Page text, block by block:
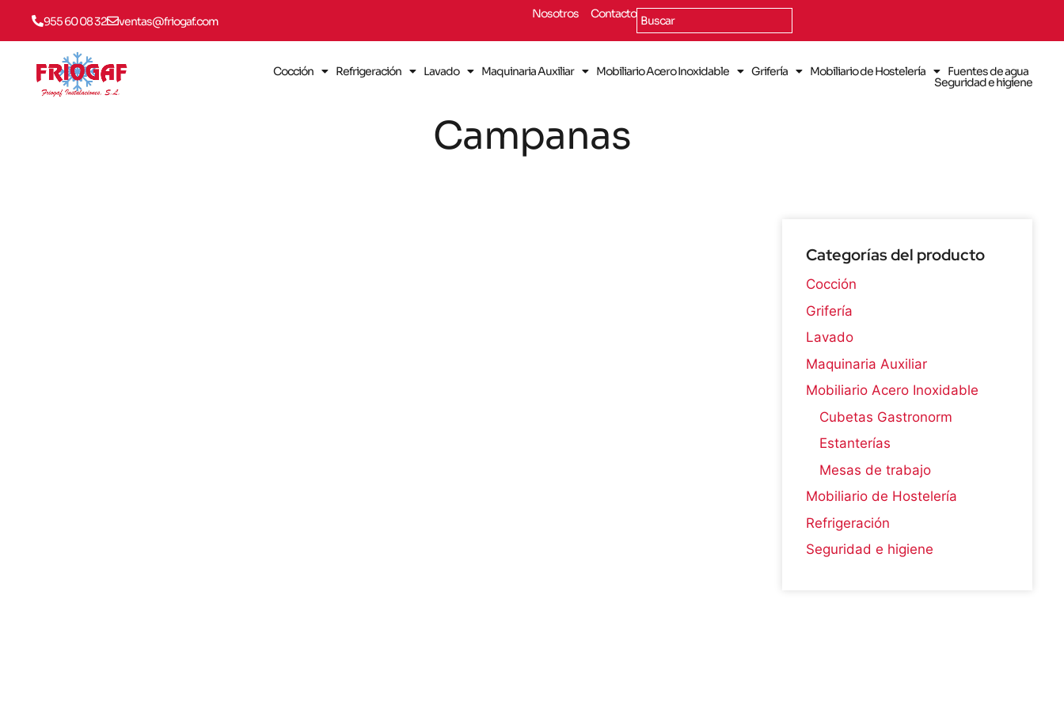
955 60 08 32 ventas@friogaf.com
Nosotros Contacto
Cocción Refrigeración Lavado Maquinaria Auxiliar Mobiliario Acero Inoxidable Grifería Mobiliario de Hostelería Fuentes de agua
Seguridad e higiene
Campanas
Categorías del producto
Cocción
Grifería
Lavado
Maquinaria Auxiliar
Mobiliario Acero Inoxidable
Cubetas Gastronorm
Estanterías
Mesas de trabajo
Mobiliario de Hostelería
Refrigeración
Seguridad e higiene